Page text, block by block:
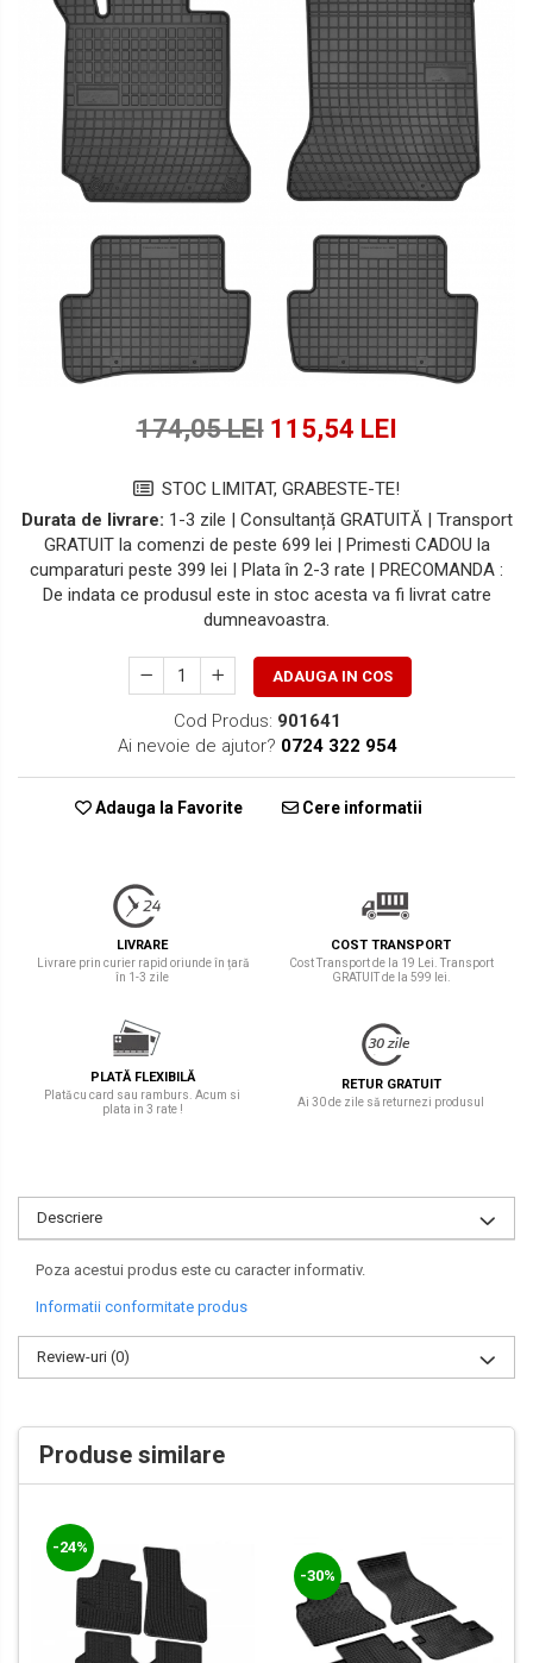
Lichide Suspensie Motociclete
Lichide Întreținere
Aditivi
Lichide Întreținere Autoturisme
Lichide Întreținere Camioane
Lichide Întreținere Motociclete
Lichide Întreținere Utilaje
174,05 LEI 115,54 LEI
STOC LIMITAT, GRABESTE-TE!
Durata de livrare: 1-3 zile | Consultanță GRATUITĂ | Transport
GRATUIT la comenzi de peste 699 lei | Primesti CADOU la
cumparaturi peste 399 lei | Plata în 2-3 rate | PRECOMANDA :
De indata ce produsul este in stoc acesta va fi livrat catre
dumneavoastra.
ADAUGA IN COS
Cod Produs: 901641
Ai nevoie de ajutor? 0724 322 954
Adauga la Favorite Cere informatii
LIVRARE
Livrare prin curier rapid oriunde în țară
în 1-3 zile
COST TRANSPORT
Cost Transport de la 19 Lei. Transport
GRATUIT de la 599 lei.
PLATĂ FLEXIBILĂ
Plată cu card sau ramburs. Acum si
plata in 3 rate !
RETUR GRATUIT
Ai 30 de zile să returnezi produsul
Descriere
Poza acestui produs este cu caracter informativ.
Informatii conformitate produs
Review-uri (0)
Produse similare
-24%
-30%